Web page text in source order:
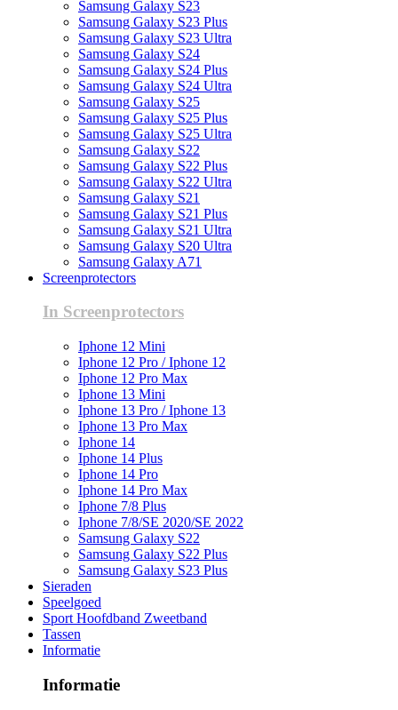
Samsung Galaxy S23
Samsung Galaxy S23 Plus
Samsung Galaxy S23 Ultra
Samsung Galaxy S24
Samsung Galaxy S24 Plus
Samsung Galaxy S24 Ultra
Samsung Galaxy S25
Samsung Galaxy S25 Plus
Samsung Galaxy S25 Ultra
Samsung Galaxy S22
Samsung Galaxy S22 Plus
Samsung Galaxy S22 Ultra
Samsung Galaxy S21
Samsung Galaxy S21 Plus
Samsung Galaxy S21 Ultra
Samsung Galaxy S20 Ultra
Samsung Galaxy A71
Screenprotectors
In Screenprotectors
Iphone 12 Mini
Iphone 12 Pro / Iphone 12
Iphone 12 Pro Max
Iphone 13 Mini
Iphone 13 Pro / Iphone 13
Iphone 13 Pro Max
Iphone 14
Iphone 14 Plus
Iphone 14 Pro
Iphone 14 Pro Max
Iphone 7/8 Plus
Iphone 7/8/SE 2020/SE 2022
Samsung Galaxy S22
Samsung Galaxy S22 Plus
Samsung Galaxy S23 Plus
Sieraden
Speelgoed
Sport Hoofdband Zweetband
Tassen
Informatie
Informatie